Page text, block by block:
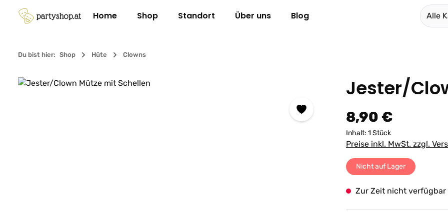
Hauptinhalt springen
Zur Suche springen
Zur Hauptnavigation springen
Home Shop Standort Über uns Blog Alle
Du bist hier: Shop Hüte Clowns
Bildergalerie überspringen Jester/
Regulärer Preis:
8,90 €
Inhalt: 1 Stück
Preise inkl. MwSt. zzgl.
Nicht auf Lager
Zur Zeit nicht verfügbar